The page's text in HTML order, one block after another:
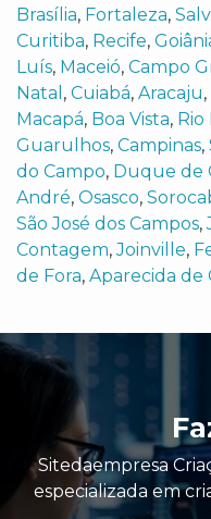
Brasília, Fortaleza,
Curitiba, Recife,
Luís, Maceió, Campo
Natal , Cuiabá, Aracaju,
Macapá, Boa Vista, Rio
Guarulhos, Campinas,
do Campo, Duque de
André, Osasco,
São José dos Campos,
Contagem,Joinville,
de Fora, Aparecida de
Sitedaempresa
especializada em